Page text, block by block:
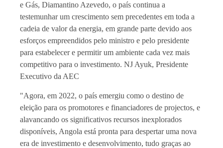
e Gás, Diamantino Azevedo, o país continua a
testemunhar um crescimento sem precedentes em toda a
cadeia de valor da energia, em grande parte devido aos
esforços empreendidos pelo ministro e pelo presidente
para estabelecer e permitir um ambiente cada vez mais
competitivo para o investimento. NJ Ayuk, Presidente
Executivo da AEC
"Agora, em 2022, o país emergiu como o destino de
eleição para os promotores e financiadores de projectos, e
alavancando os significativos recursos inexplorados
disponíveis, Angola está pronta para despertar uma nova
era de investimento e desenvolvimento, tudo graças ao